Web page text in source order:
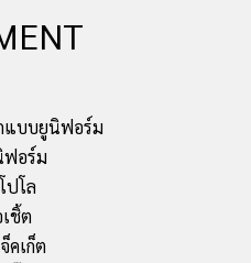
แบบยูนิฟอร์ม
อร์ม
ปโล
เชิ้ต
คเก็ต